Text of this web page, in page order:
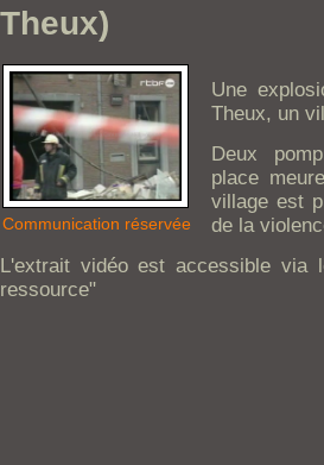
Theux)
Communication réservée
Une
Theux, un
Deux
place
village est
de la
L'extrait vidéo est accessible via
ressource"